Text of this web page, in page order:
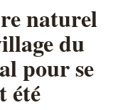
naturel
du
pour se
été